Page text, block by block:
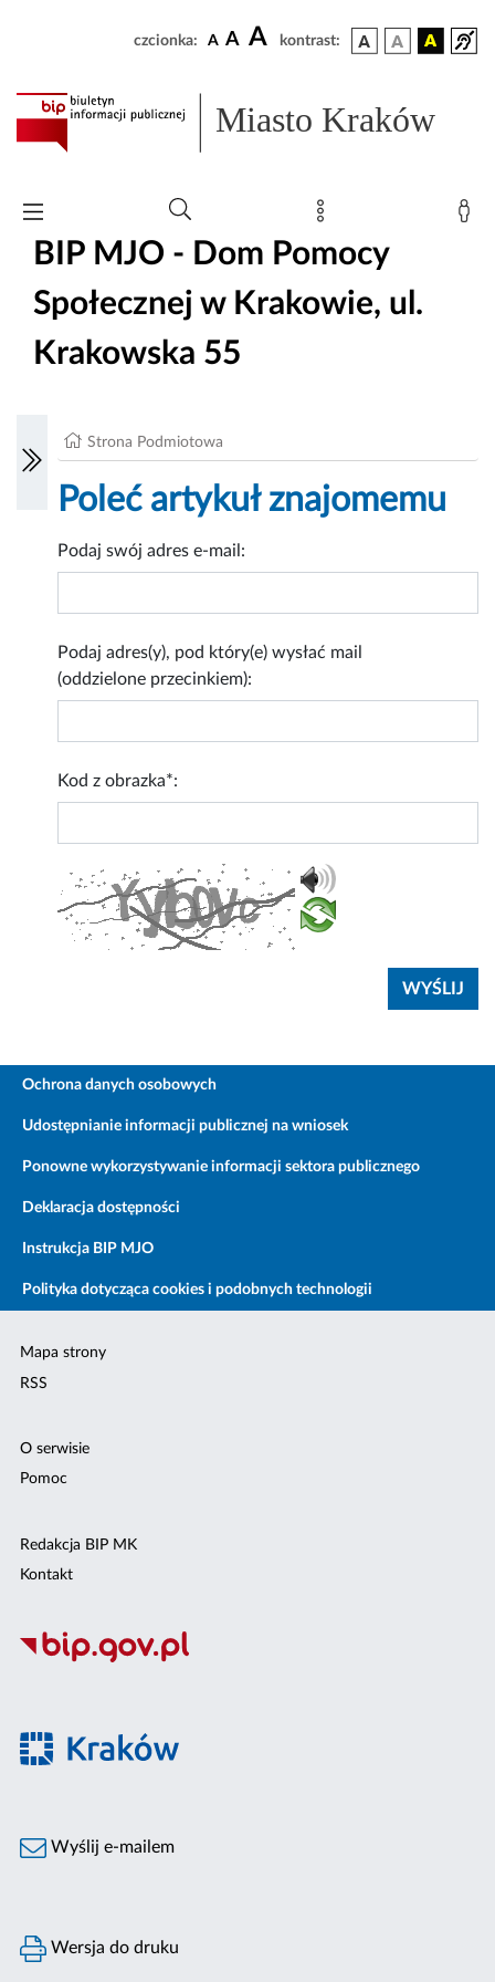
czcionka: A A A kontrast:
Miasto Kraków
BIP MJO - Dom Pomocy
Społecznej w Krakowie, ul.
Krakowska 55
Strona Podmiotowa
Poleć artykuł znajomemu
Podaj swój adres e-mail:
Podaj adres(y), pod który(e) wysłać mail
(oddzielone przecinkiem):
Kod z obrazka*:
Ochrona danych osobowych
Udostępnianie informacji publicznej na wniosek
Ponowne wykorzystywanie informacji sektora publicznego
Deklaracja dostępności
Instrukcja BIP MJO
Polityka dotycząca cookies i podobnych technologii
Mapa strony
RSS
O serwisie
Pomoc
Redakcja BIP MK
Kontakt
Wyślij e-mailem
Wersja do druku